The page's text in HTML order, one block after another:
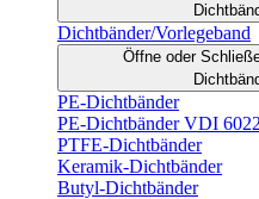
Dichtbänder/Vorlegeband
Öffne oder
PE-Dichtbänder
PE-Dichtbänder VDI 6022
PTFE-Dichtbänder
Keramik-Dichtbänder
Butyl-Dichtbänder